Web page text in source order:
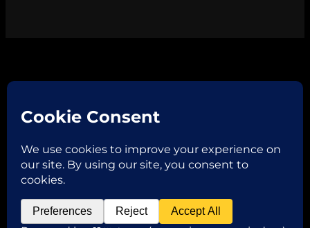
FacebookInstagram
Copyright © 2026 ROBERTA VAGLIANI
sull’Oglio -MN- | TEL. +39 3331488746